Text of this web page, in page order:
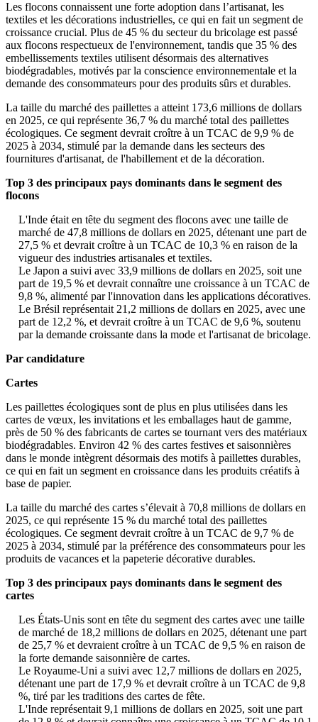
Les flocons connaissent une forte adoption dans l’artisanat, les
textiles et les décorations industrielles, ce qui en fait un segment de
croissance crucial. Plus de 45 % du secteur du bricolage est passé
aux flocons respectueux de l'environnement, tandis que 35 % des
embellissements textiles utilisent désormais des alternatives
biodégradables, motivés par la conscience environnementale et la
demande des consommateurs pour des produits sûrs et durables.
La taille du marché des paillettes a atteint 173,6 millions de dollars
en 2025, ce qui représente 36,7 % du marché total des paillettes
écologiques. Ce segment devrait croître à un TCAC de 9,9 % de
2025 à 2034, stimulé par la demande dans les secteurs des
fournitures d'artisanat, de l'habillement et de la décoration.
Top 3 des principaux pays dominants dans le segment des
flocons
L'Inde était en tête du segment des flocons avec une taille de
marché de 47,8 millions de dollars en 2025, détenant une part de
27,5 % et devrait croître à un TCAC de 10,3 % en raison de la
vigueur des industries artisanales et textiles.
Le Japon a suivi avec 33,9 millions de dollars en 2025, soit une
part de 19,5 % et devrait connaître une croissance à un TCAC de
9,8 %, alimenté par l'innovation dans les applications décoratives.
Le Brésil représentait 21,2 millions de dollars en 2025, avec une
part de 12,2 %, et devrait croître à un TCAC de 9,6 %, soutenu
par la demande croissante dans la mode et l'artisanat de bricolage.
Par candidature
Cartes
Les paillettes écologiques sont de plus en plus utilisées dans les
cartes de vœux, les invitations et les emballages haut de gamme,
près de 50 % des fabricants de cartes se tournant vers des matériaux
biodégradables. Environ 42 % des cartes festives et saisonnières
dans le monde intègrent désormais des motifs à paillettes durables,
ce qui en fait un segment en croissance dans les produits créatifs à
base de papier.
La taille du marché des cartes s’élevait à 70,8 millions de dollars en
2025, ce qui représente 15 % du marché total des paillettes
écologiques. Ce segment devrait croître à un TCAC de 9,7 % de
2025 à 2034, stimulé par la préférence des consommateurs pour les
produits de vacances et la papeterie décorative durables.
Top 3 des principaux pays dominants dans le segment des
cartes
Les États-Unis sont en tête du segment des cartes avec une taille
de marché de 18,2 millions de dollars en 2025, détenant une part
de 25,7 % et devraient croître à un TCAC de 9,5 % en raison de
la forte demande saisonnière de cartes.
Le Royaume-Uni a suivi avec 12,7 millions de dollars en 2025,
détenant une part de 17,9 % et devrait croître à un TCAC de 9,8
%, tiré par les traditions des cartes de fête.
L'Inde représentait 9,1 millions de dollars en 2025, soit une part